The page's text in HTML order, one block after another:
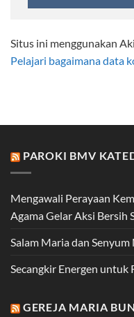
Situs ini menggunakan
Pelajari bagaimana data
PAROKI BMV
Mengawali Perayaan
Agama Gelar Aksi Bersih
Salam Maria dan
Secangkir Energen untuk
GEREJA MARIA